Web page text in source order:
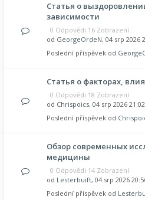
Статья о
зависимости
0 Odpovědi 16 Zobrazení
od GeorgeOrdeN, 04 srp 2026
Poslední příspěvek od
Статья о факторах,
0 Odpovědi 18 Zobrazení
od Chrispoics, 04 srp 2026 21:02
Poslední příspěvek od
Обзор современных
медицины
0 Odpovědi 14 Zobrazení
od Lesterbuift, 04 srp 2026
Poslední příspěvek od